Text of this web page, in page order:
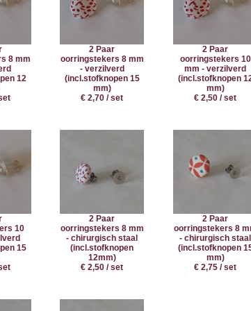
8 mm
12
2 Paar
oorringstekers 8 mm
- verzilverd
(incl.stofknopen 15
mm)
€ 2,70 / set
2 Paar
oorringstekers 10
mm - verzilverd
(incl.stofknopen
mm)
€ 2,50 / set
10
15
2 Paar
oorringstekers 8 mm
- chirurgisch staal
(incl.stofknopen
12mm)
€ 2,50 / set
2 Paar
oorringstekers 8
- chirurgisch staal
(incl.stofknopen
mm)
€ 2,75 / set